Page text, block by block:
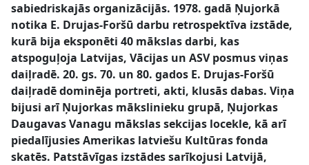
sabiedriskajās organizācijās. 1978. gadā Ņujorkā
notika E. Drujas-Foršū darbu retrospektīva izstāde,
kurā bija eksponēti 40 mākslas darbi, kas
atspoguļoja Latvijas, Vācijas un ASV posmus viņas
daiļradē. 20. gs. 70. un 80. gados E. Drujas-Foršū
daiļradē dominēja portreti, akti, klusās dabas. Viņa
bijusi arī Ņujorkas mākslinieku grupā, Ņujorkas
Daugavas Vanagu mākslas sekcijas locekle, kā arī
piedalījusies Amerikas latviešu Kultūras fonda
skatēs. Patstāvīgas izstādes sarīkojusi Latvijā,